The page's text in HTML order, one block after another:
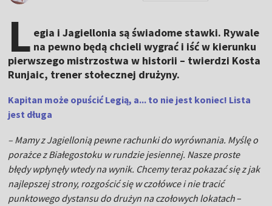
L egia i Jagiellonia są świadome stawki. Rywale
na pewno będą chcieli wygrać i iść w kierunku
pierwszego mistrzostwa w historii – twierdzi Kosta
Runjaic, trener stołecznej drużyny.
Kapitan może opuścić Legią, a... to nie jest koniec! Lista
jest długa
– Mamy z Jagiellonią pewne rachunki do wyrównania. Myślę o
porażce z Białegostoku w rundzie jesiennej. Nasze proste
błędy wpłynęły wtedy na wynik. Chcemy teraz pokazać się z jak
najlepszej strony, rozgościć się w czołówce i nie tracić
punktowego dystansu do drużyn na czołowych lokatach–